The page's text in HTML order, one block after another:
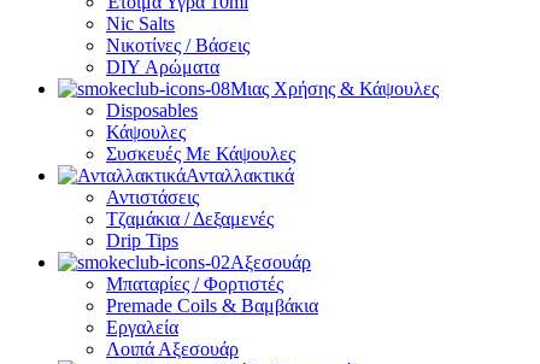
Nic Salts
Νικοτίνες / Βάσεις
DIY Αρώματα
Μιας Χρήσης & Κάψουλες
Disposables
Κάψουλες
Συσκευές Με Κάψουλες
Ανταλλακτικά
Αντιστάσεις
Τζαμάκια / Δεξαμενές
Drip Tips
Αξεσουάρ
Μπαταρίες / Φορτιστές
Premade Coils & Βαμβάκια
Εργαλεία
Λοιπά Αξεσουάρ